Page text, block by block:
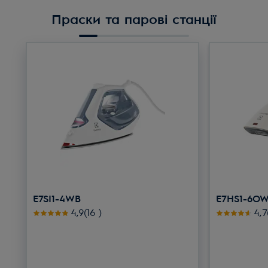
Праски та парові станції
E7SI1-4WB
Рейтинг 4.9 з 5 зірок (16 Відгуки)
4,9(16 )
E7HS1-